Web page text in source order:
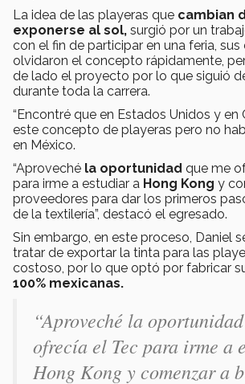
La idea de las playeras que cambian
exponerse al sol, surgió por un
con el fin de participar en una feria,
olvidaron el concepto rápidamente,
de lado el proyecto por lo que siguió
durante toda la carrera.
“Encontré que en Estados Unidos y en
este concepto de playeras pero no
en México.
“Aproveché la oportunidad que me
para irme a estudiar a Hong Kong y
proveedores para dar los primeros
de la textilería”, destacó el egresado.
Sin embargo, en este proceso, Daniel
tratar de exportar la tinta para las
costoso, por lo que optó por fabricar
100% mexicanas.
“Aproveché la
ofrecía el Tec para irme a
Hong Kong y comenzar a